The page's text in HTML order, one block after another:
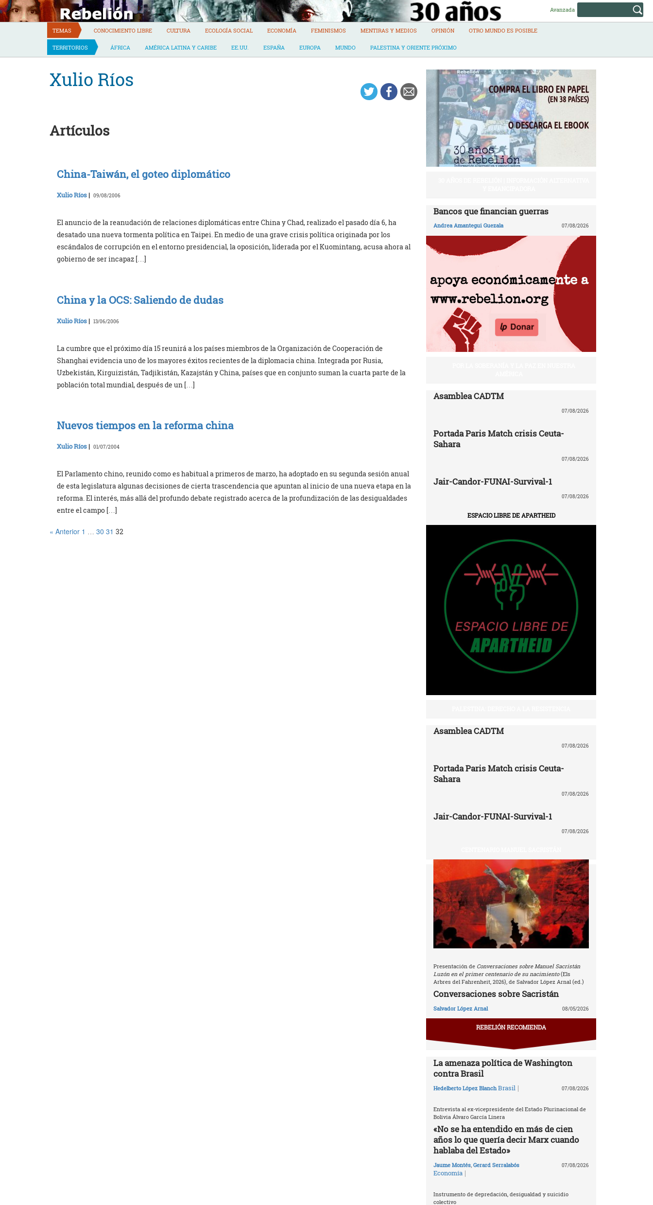
Skip
to
content
Avanzada
TEMAS CONOCIMIENTO LIBRE CULTURA ECOLOGÍA SOCIAL ECONOMÍA FEMINISMOS MENTIRAS Y MEDIOS OPINIÓN OTRO MUNDO ES POSIBLE
TERRITORIOS ÁFRICA AMÉRICA LATINA Y CARIBE EE.UU. ESPAÑA EUROPA MUNDO PALESTINA Y ORIENTE PRÓXIMO
Xulio Ríos
Artículos
China-Taiwán, el goteo diplomático
Xulio Ríos | 09/08/2006
El anuncio de la reanudación de relaciones diplomáticas entre China y Chad, realizado el pasado día 6, ha
desatado una nueva tormenta política en Taipei. En medio de una grave crisis política originada por los
escándalos de corrupción en el entorno presidencial, la oposición, liderada por el Kuomintang, acusa ahora al
gobierno de ser incapaz […]
China y la OCS: Saliendo de dudas
Xulio Ríos | 13/06/2006
La cumbre que el próximo día 15 reunirá a los países miembros de la Organización de Cooperación de
Shanghai evidencia uno de los mayores éxitos recientes de la diplomacia china. Integrada por Rusia,
Uzbekistán, Kirguizistán, Tadjikistán, Kazajstán y China, países que en conjunto suman la cuarta parte de la
población total mundial, después de un […]
Nuevos tiempos en la reforma china
Xulio Ríos | 01/07/2004
El Parlamento chino, reunido como es habitual a primeros de marzo, ha adoptado en su segunda sesión anual
de esta legislatura algunas decisiones de cierta trascendencia que apuntan al inicio de una nueva etapa en la
reforma. El interés, más allá del profundo debate registrado acerca de la profundización de las desigualdades
entre el campo […]
« Anterior 1 … 30 31 32
Bancos que financian guerras
Andrea Amantegui Guezala 07/08/2026
Asamblea CADTM
07/08/2026
Portada Paris Match crisis Ceuta-
Sahara
07/08/2026
Jair-Candor-FUNAI-Survival-1
07/08/2026
ESPACIO LIBRE DE APARTHEID
Asamblea CADTM
07/08/2026
Portada Paris Match crisis Ceuta-
Sahara
07/08/2026
Jair-Candor-FUNAI-Survival-1
07/08/2026
Presentación de Conversaciones sobre Manuel Sacristán
Luzón en el primer centenario de su nacimiento(Els
Arbres del Fahrenheit, 2026), de Salvador López Arnal (ed.)
Conversaciones sobre Sacristán
Salvador López Arnal 08/05/2026
REBELIÓN RECOMIENDA
La amenaza política de Washington
contra Brasil
Hedelberto López Blanch Brasil | 07/08/2026
Entrevista al ex-vicepresidente del Estado Plurinacional de
Bolivia Álvaro García Linera
«No se ha entendido en más de cien
años lo que quería decir Marx cuando
hablaba del Estado»
Jaume Montés, Gerard Serralabós
Economía |
07/08/2026
Instrumento de depredación, desigualdad y suicidio
colectivo